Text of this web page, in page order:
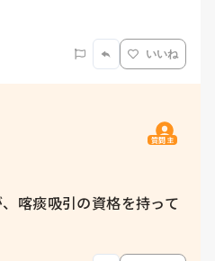
いいね
質問主
喀痰吸引の資格を持って